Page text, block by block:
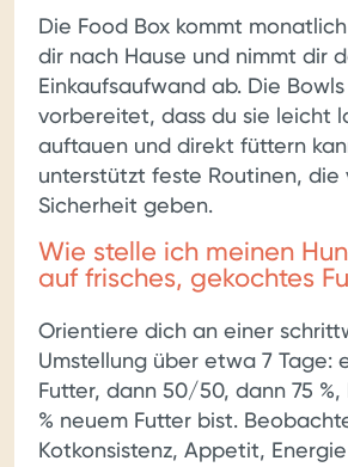
Die Food Box kommt
dir nach Hause und nimmt dir
Einkaufsaufwand ab. Die
vorbereitet, dass du sie leicht
auftauen und direkt füttern
unterstützt feste Routinen, die
Sicherheit geben.
Wie stelle ich meinen
auf frisches, gekochtes
Orientiere dich an einer
Umstellung über etwa 7 Tage:
Futter, dann 50/50, dann 75 %,
% neuem Futter bist.
Kotkonsistenz, Appetit,